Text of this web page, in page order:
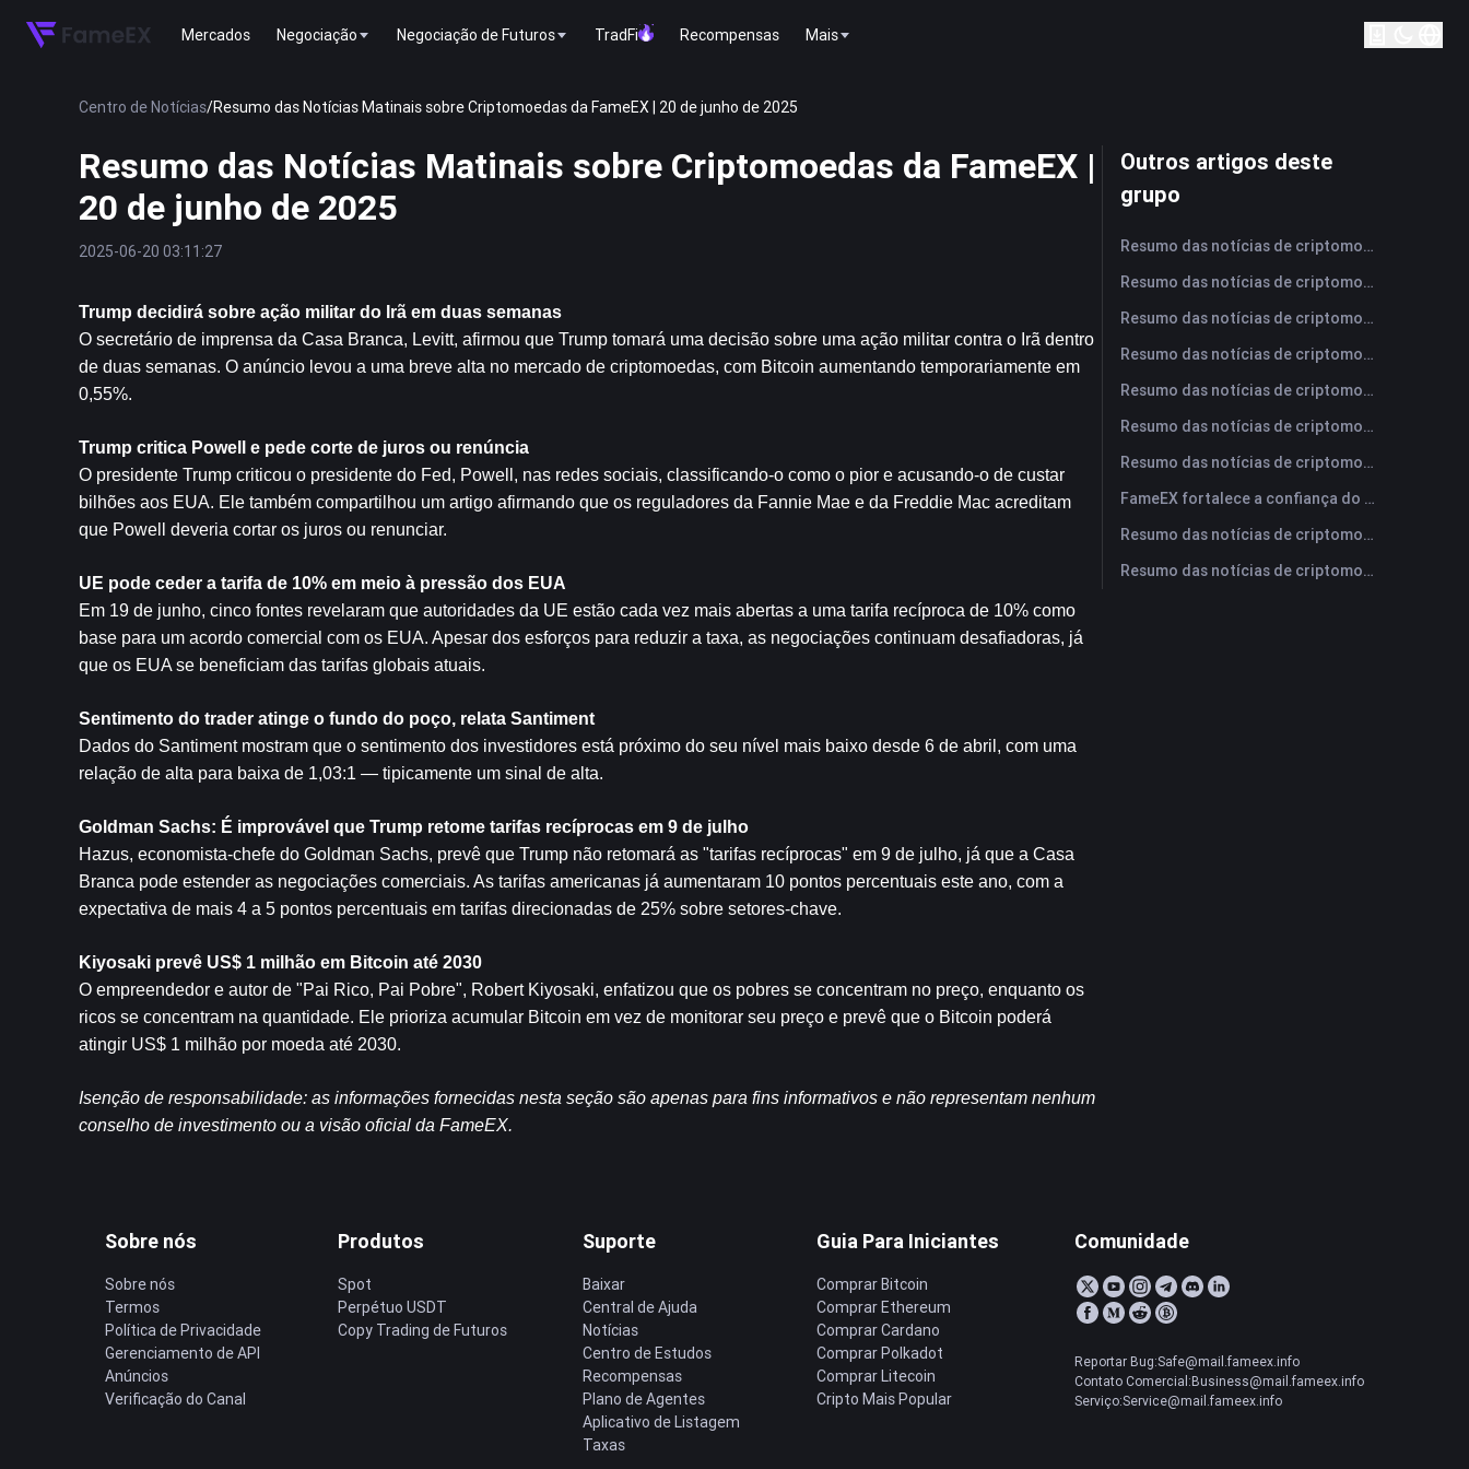
Mercados Negociação Negociação de Futuros TradFi Recompensas Mais
Centro de Notícias/Resumo das Notícias Matinais sobre Criptomoedas da FameEX | 20 de junho de 2025
Resumo das Notícias Matinais sobre Criptomoedas da FameEX |
20 de junho de 2025
2025-06-20 03:11:27
Trump decidirá sobre ação militar do Irã em duas semanas
O secretário de imprensa da Casa Branca, Levitt, afirmou que Trump tomará uma decisão sobre uma ação militar contra o Irã dentro
de duas semanas. O anúncio levou a uma breve alta no mercado de criptomoedas, com Bitcoin aumentando temporariamente em
0,55%.
Trump critica Powell e pede corte de juros ou renúncia
O presidente Trump criticou o presidente do Fed, Powell, nas redes sociais, classificando-o como o pior e acusando-o de custar
bilhões aos EUA. Ele também compartilhou um artigo afirmando que os reguladores da Fannie Mae e da Freddie Mac acreditam
que Powell deveria cortar os juros ou renunciar.
UE pode ceder a tarifa de 10% em meio à pressão dos EUA
Em 19 de junho, cinco fontes revelaram que autoridades da UE estão cada vez mais abertas a uma tarifa recíproca de 10% como
base para um acordo comercial com os EUA. Apesar dos esforços para reduzir a taxa, as negociações continuam desafiadoras, já
que os EUA se beneficiam das tarifas globais atuais.
Sentimento do trader atinge o fundo do poço, relata Santiment
Dados do Santiment mostram que o sentimento dos investidores está próximo do seu nível mais baixo desde 6 de abril, com uma
relação de alta para baixa de 1,03:1 — tipicamente um sinal de alta.
Goldman Sachs: É improvável que Trump retome tarifas recíprocas em 9 de julho
Hazus, economista-chefe do Goldman Sachs, prevê que Trump não retomará as "tarifas recíprocas" em 9 de julho, já que a Casa
Branca pode estender as negociações comerciais. As tarifas americanas já aumentaram 10 pontos percentuais este ano, com a
expectativa de mais 4 a 5 pontos percentuais em tarifas direcionadas de 25% sobre setores-chave.
Kiyosaki prevê US$ 1 milhão em Bitcoin até 2030
O empreendedor e autor de "Pai Rico, Pai Pobre", Robert Kiyosaki, enfatizou que os pobres se concentram no preço, enquanto os
ricos se concentram na quantidade. Ele prioriza acumular Bitcoin em vez de monitorar seu preço e prevê que o Bitcoin poderá
atingir US$ 1 milhão por moeda até 2030.
Isenção de responsabilidade: as informações fornecidas nesta seção são apenas para fins informativos e não representam nenhum
conselho de investimento ou a visão oficial da FameEX.
Outros artigos deste
grupo
Resumo das notícias de criptomoedas da FameEX hoje | 6 de agosto de 2026
Resumo das notícias de criptomoedas da FameEX hoje | 5 de agosto de 2026
Resumo das notícias de criptomoedas da FameEX hoje | 4 de agosto de 2026
Resumo das notícias de criptomoedas da FameEX hoje | 3 de agosto de 2026
Resumo das notícias de criptomoedas da FameEX hoje | 31 de julho de 2026
Resumo das notícias de criptomoedas da FameEX hoje | 30 de julho de 2026
Resumo das notícias de criptomoedas da FameEX hoje | 29 de julho de 2026
FameEX fortalece a confiança do usuário por meio de oito anos de operações estáveis ​​e crescimento global
Resumo das notícias de criptomoedas da FameEX hoje | 28 de julho de 2026
Resumo das notícias de criptomoedas da FameEX hoje | 27 de julho de 2026
Sobre nós
Sobre nós
Termos
Política de Privacidade
Gerenciamento de API
Anúncios
Verificação do Canal
Produtos
Spot
Perpétuo USDT
Copy Trading de Futuros
Suporte
Baixar
Central de Ajuda
Notícias
Centro de Estudos
Recompensas
Plano de Agentes
Aplicativo de Listagem
Taxas
Guia Para Iniciantes
Comprar Bitcoin
Comprar Ethereum
Comprar Cardano
Comprar Polkadot
Comprar Litecoin
Cripto Mais Popular
Comunidade
Reportar Bug:Safe@mail.fameex.info
Contato Comercial:Business@mail.fameex.info
Serviço:Service@mail.fameex.info